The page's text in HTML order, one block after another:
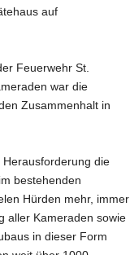
auf
Feuerwehr St.
war die
Zusammenhalt in
die
bestehenden
Hürden mehr, immer
aller Kameraden sowie
in dieser Form